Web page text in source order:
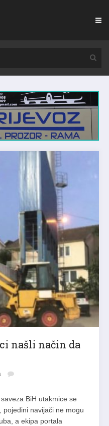
našli način da
BiH utakmice se
pojedini navijači ne mogu
a ekipa portala